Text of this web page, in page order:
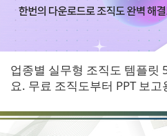
업종별 실무형 조직도 템플릿
요. 무료 조직도부터 PPT 보